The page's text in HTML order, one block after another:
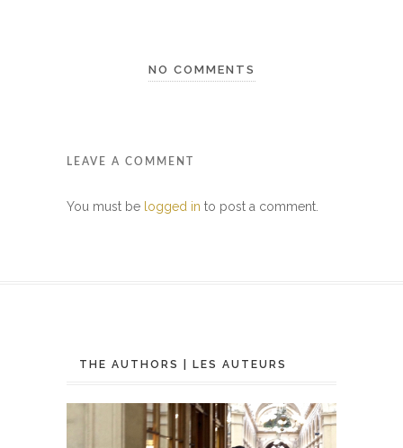
NO COMMENTS
LEAVE A COMMENT
You must be logged in to post a comment.
THE AUTHORS | LES AUTEURS